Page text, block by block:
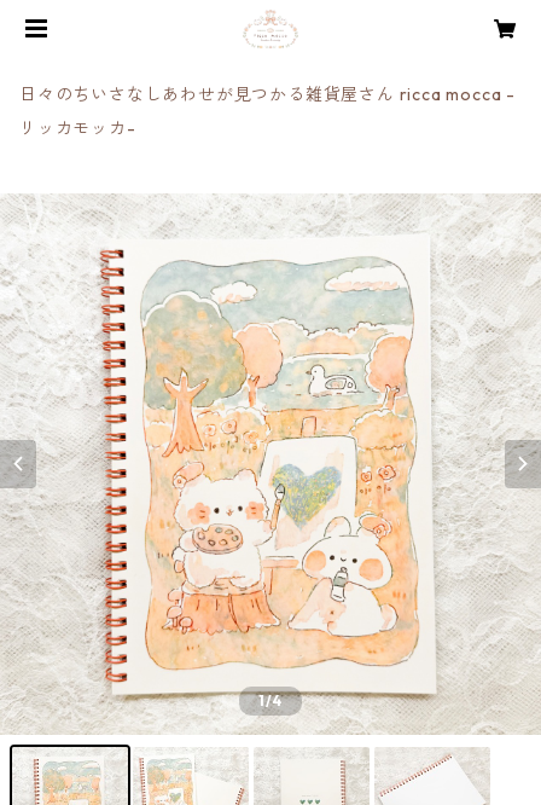
日々のちいさなしあわせが見つかる雑貨屋さん ricca mocca -
リッカモッカ-
1/4